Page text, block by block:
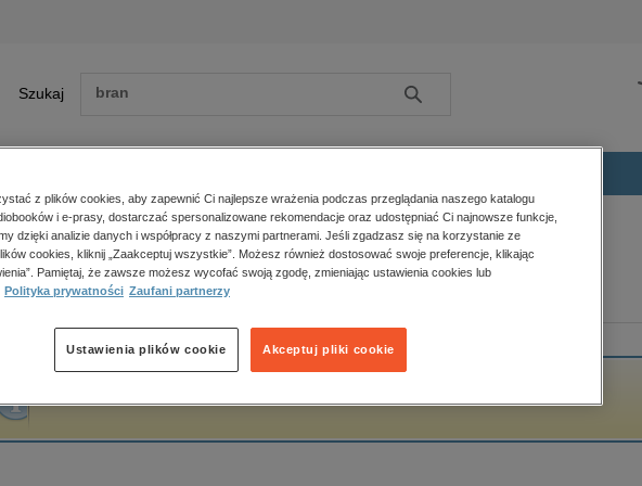
Szukaj Szukaj
Zobacz wszystkie E-prasa
polityka, społeczno-informacyjne
psychologiczne
popularno-naukowe
historia
główna Jacek Knap
Knap
z plików cookies, aby zapewnić Ci najlepsze wrażenia podczas przeglądania naszego katalogu
i e-prasy, dostarczać spersonalizowane rekomendacje oraz udostępniać Ci najnowsze funkcje,
dzięki analizie danych i współpracy z naszymi partnerami. Jeśli zgadzasz się na korzystanie ze
cookies, kliknij „Zaakceptuj wszystkie”. Możesz również dostosować swoje preferencje, klikając
Pamiętaj, że zawsze możesz wycofać swoją zgodę, zmieniając ustawienia cookies lub
Polityka prywatności Zaufani partnerzy
Akceptuj pliki cookie
Ustawienia plików cookie